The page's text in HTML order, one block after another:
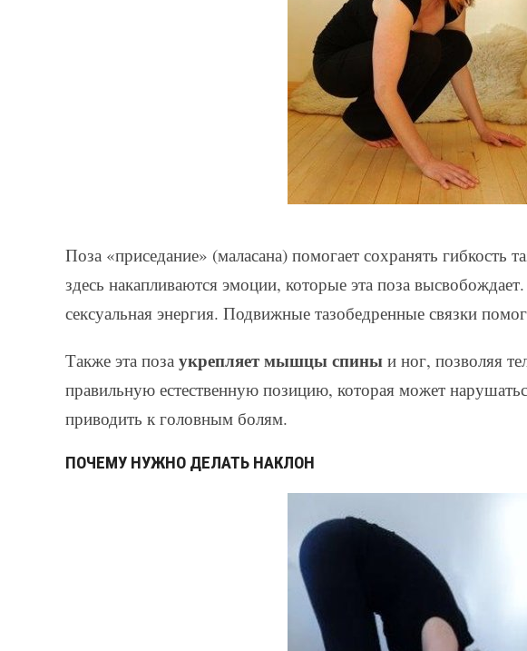
Поза «приседание» (маласана) помогает сохранять гибкость
здесь накапливаются эмоции, которые эта поза
сексуальная энергия. Подвижные тазобедренные связки
Также эта поза укрепляет мышцы спины и ног, позволяя
правильную естественную позицию, которая может
приводить к головным болям.
ПОЧЕМУ НУЖНО ДЕЛАТЬ НАКЛОН